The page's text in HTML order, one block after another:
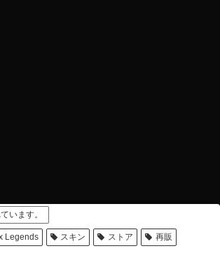
います。
Legends スキン ストア
再販